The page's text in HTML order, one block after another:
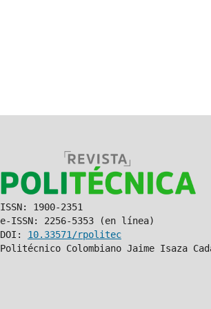
ISSN: 1900-2351
e-ISSN: 2256-5353 (en línea)
DOI: 10.33571/rpolitec
Politécnico Colombiano Jaime Isaza